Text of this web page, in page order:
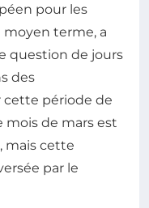
pour les
terme, a
question de jours
des
cette période de
mois de mars est
mais cette
par le